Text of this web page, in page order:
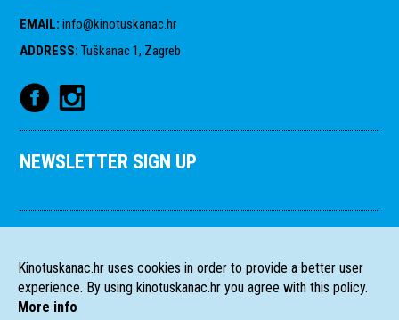
EMAIL: info@kinotuskanac.hr
ADDRESS: Tuškanac 1, Zagreb
NEWSLETTER SIGN UP
Kinotuskanac.hr uses cookies in order to provide a better user
experience. By using kinotuskanac.hr you agree with this policy.
More info